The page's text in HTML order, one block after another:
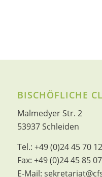
BISCHÖFLICHE
Malmedyer Str. 2
53937 Schleiden
Tel.: +49 (0)24 45 70 12
Fax: +49 (0)24 45 85
E-Mail: